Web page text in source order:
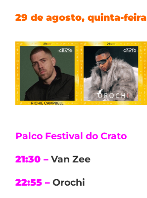
29 de agosto, quinta-feira
Palco Festival do Crato
21:30 – Van Zee
22:55 – Orochi